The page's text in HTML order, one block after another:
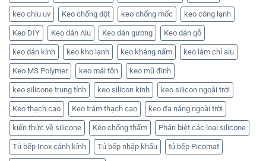
keo chịu uv Keo chống dột keo chống mốc keo công lạnh
Keo DIY Keo dán Alu Keo dán gương Keo dán gỗ
keo dán kính keo kho lạnh keo kháng nấm keo làm chỉ alu
Keo MS Polymer keo mái tôn keo mũ đinh
keo silicone trung tính keo silicon kính keo silicon ngoài trời
Keo thạch cao Keo trám thạch cao keo đa năng ngoài trời
kiến thức về silicone Kéo chống thấm Phân biệt các loại silicone
Tủ bếp Inox cánh kính Tủ bếp nhập khẩu tủ bếp Picomat